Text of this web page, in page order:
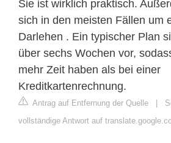
Sie ist wirklich praktisch.
sich in den meisten Fällen um
Darlehen . Ein typischer Plan
über sechs Wochen vor,
mehr Zeit haben als bei einer
Kreditkartenrechnung.
Antrag auf Entfernung der Quelle |
vollständige Antwort auf